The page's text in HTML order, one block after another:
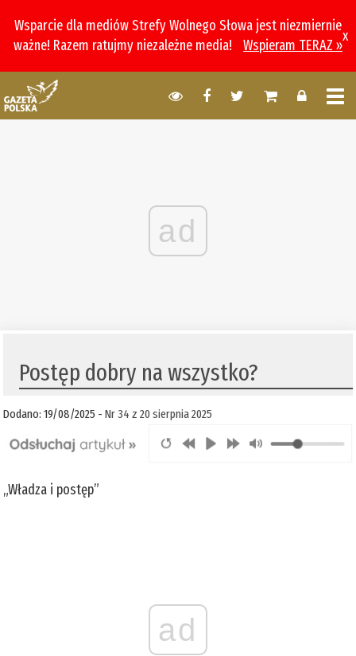
Wsparcie dla mediów Strefy Wolnego Słowa jest niezmiernie
ważne! Razem ratujmy niezależne media!
Wspieram TERAZ »
x
ad
Postęp dobry na wszystko?
Dodano: 19/08/2025 -Nr 34 z 20 sierpnia 2025
„Władza i postęp”
ad